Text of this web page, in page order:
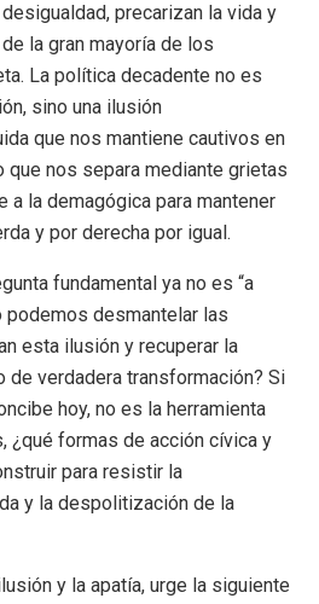
precarizan la vida y
la gran mayoría de los
La política decadente no es
sino una ilusión
que nos mantiene cautivos en
que nos separa mediante grietas
la demagógica para mantener
y por derecha por igual.
fundamental ya no es “a
podemos desmantelar las
esta ilusión y recuperar la
de verdadera transformación? Si
hoy, no es la herramienta
¿qué formas de acción cívica y
para resistir la
y la despolitización de la
y la apatía, urge la siguiente